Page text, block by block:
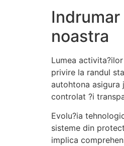
noastra
Lumea
privire la randul
autohtona asigura
controlat ?i
Evolu?ia
sisteme din
implica